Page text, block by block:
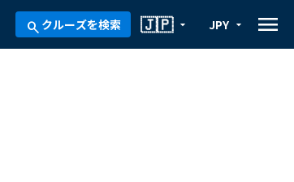
search クルーズを検索 arrow_drop_down
🇯🇵 arrow_drop_down
JPY menu